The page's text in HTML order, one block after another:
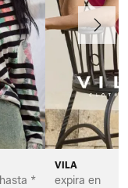
hasta *
VILA
expira en